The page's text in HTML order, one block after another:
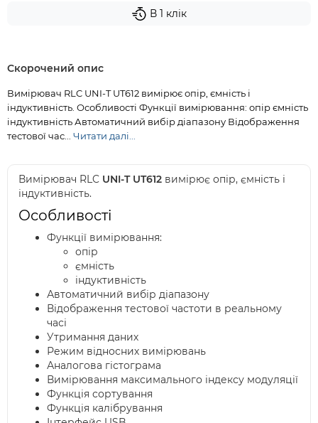
В 1 клік
Скорочений опис
Вимірювач RLC UNI-T UT612 вимірює опір, ємність і
індуктивність. Особливості Функції вимірювання: опір ємність
індуктивність Автоматичний вибір діапазону Відображення
тестової час... Читати далі...
Вимірювач RLC UNI-T UT612 вимірює опір, ємність і
індуктивність.
Особливості
Функції вимірювання:
опір
ємність
індуктивність
Автоматичний вибір діапазону
Відображення тестової частоти в реальному
часі
Утримання даних
Режим відносних вимірювань
Аналогова гістограма
Вимірювання максимального індексу модуляції
Функція сортування
Функція калібрування